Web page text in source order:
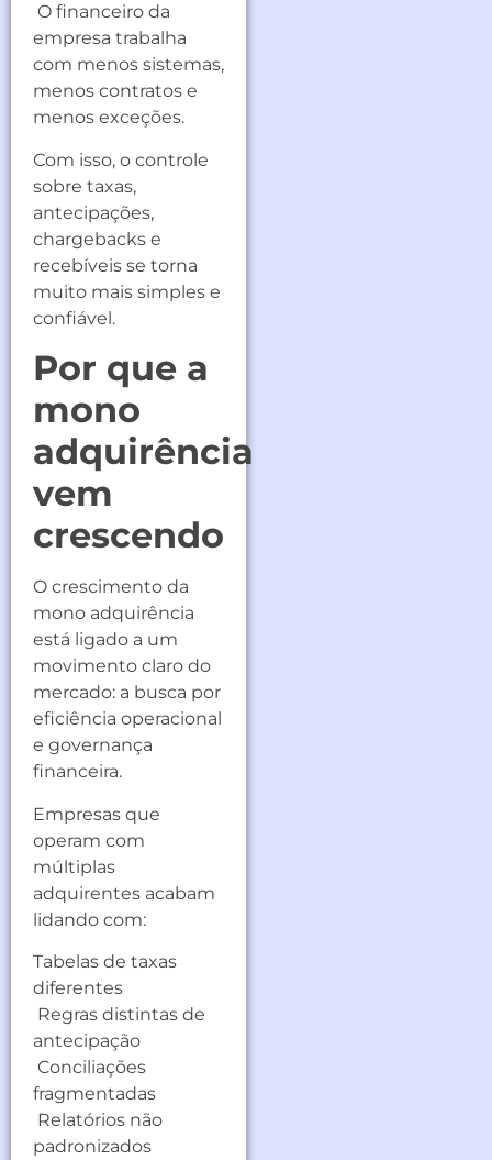
O financeiro da
empresa trabalha
com menos sistemas,
menos contratos e
menos exceções.
Com isso, o controle
sobre taxas,
antecipações,
chargebacks e
recebíveis se torna
muito mais simples e
confiável.
Por que a
mono
adquirência
vem
crescendo
O crescimento da
mono adquirência
está ligado a um
movimento claro do
mercado: a busca por
eficiência operacional
e governança
financeira.
Empresas que
operam com
múltiplas
adquirentes acabam
lidando com:
Tabelas de taxas
diferentes
Regras distintas de
antecipação
Conciliações
fragmentadas
Relatórios não
padronizados